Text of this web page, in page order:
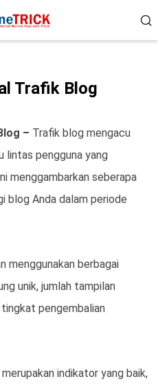
Trafik Blog
– Trafik blog mengacu
lintas pengguna yang
menggambarkan seberapa
blog Anda dalam periode
menggunakan berbagai
unik, jumlah tampilan
tingkat pengembalian
indikator yang baik,